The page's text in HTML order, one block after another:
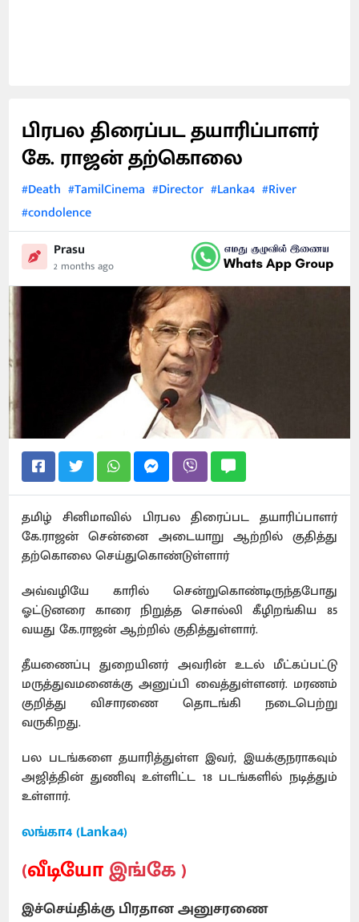
பிரபல திரைப்பட தயாரிப்பாளர்
கே. ராஜன் தற்கொலை
#Death #TamilCinema #Director #Lanka4 #River
#condolence
Prasu
2 months ago
தமிழ் சினிமாவில் பிரபல திரைப்பட தயாரிப்பாளர்
கே.ராஜன் சென்னை அடையாறு ஆற்றில் குதித்து
தற்கொலை செய்துகொண்டுள்ளார்
அவ்வழியே காரில் சென்றுகொண்டிருந்தபோது
ஓட்டுனரை காரை நிறுத்த சொல்லி கீழிறங்கிய 85
வயது கே.ராஜன் ஆற்றில் குதித்துள்ளார்.
தீயணைப்பு துறையினர் அவரின் உடல் மீட்கப்பட்டு
மருத்துவமனைக்கு அனுப்பி வைத்துள்ளனர். மரணம்
குறித்து விசாரணை தொடங்கி நடைபெற்று
வருகிறது.
பல படங்களை தயாரித்துள்ள இவர், இயக்குநராகவும்
அஜித்தின் துணிவு உள்ளிட்ட 18 படங்களில் நடித்தும்
உள்ளார்.
லங்கா4 (Lanka4)
(வீடியோஇங்கே )
இச்செய்திக்கு பிரதான அனுசரணை